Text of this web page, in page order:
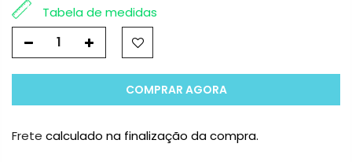
Tabela de medidas
COMPRAR AGORA
Frete calculado na finalização da compra.